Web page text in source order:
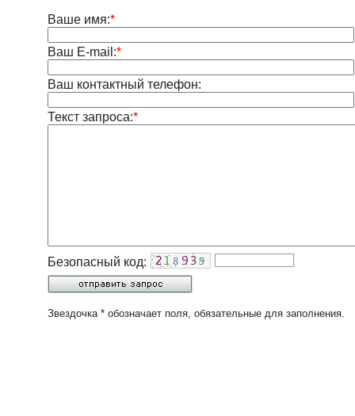
Ваше имя:*
Ваш E-mail:*
Ваш контактный телефон:
Текст запроса:*
Безопасный код:
Звездочка * обозначает поля, обязательные для заполнения.